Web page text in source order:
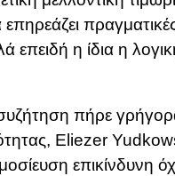
επειδή η ίδια η
πήρε
Eliezer
επικίνδυνη